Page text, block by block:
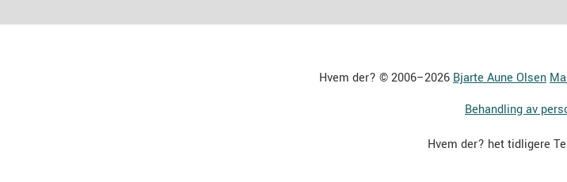
Hvem der? © 2006–2026 Bjarte Aune Olsen
Behandling av
Hvem der? het tidligere